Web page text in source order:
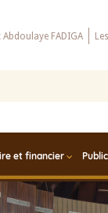
Abdoulaye FADIGA
et financier